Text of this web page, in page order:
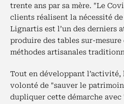
trente ans par sa mère. "Le
clients réalisent la nécessité
Lignartis est l’un des derniers
produire des tables sur-
méthodes artisanales
Tout en développant
volonté de "sauver le
dupliquer cette démarche avec